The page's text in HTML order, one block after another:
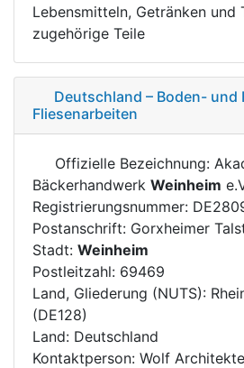
Lebensmitteln, Getränken und
zugehörige Teile
Deutschland – Boden- und
Fliesenarbeiten
Offizielle Bezeichnung:
Bäckerhandwerk Weinheim
Registrierungsnummer:
Postanschrift: Gorxheimer
Stadt: Weinheim
Postleitzahl: 69469
Land, Gliederung (NUTS):
(DE128)
Land: Deutschland
Kontaktperson: Wolf